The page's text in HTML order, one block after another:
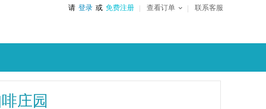
请 登录 或 免费注册 查看订单 联系客服
庄园